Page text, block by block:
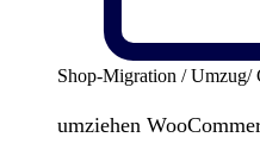
Shop-Migration / Umzug/
umziehen